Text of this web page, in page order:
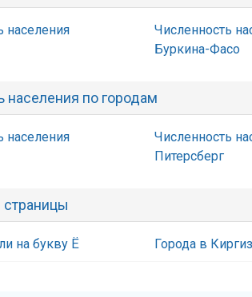
населения
Численность
Буркина-Фасо
населения по городам
населения
Численность
Питерсберг
на букву Ё Города в